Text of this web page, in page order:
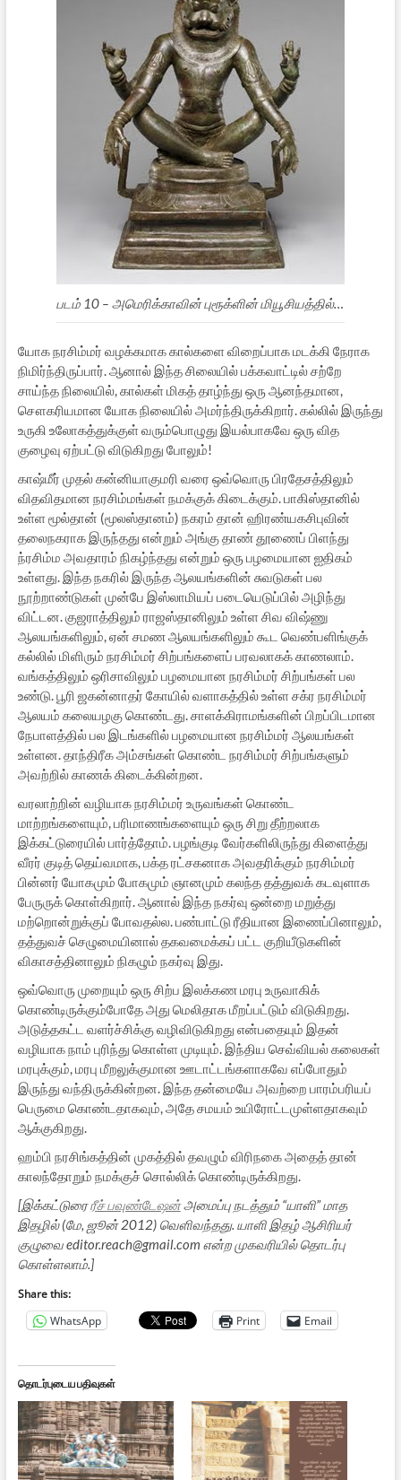
படம் 10 – அமெரிக்காவின் புரூக்ளின் மியூசியத்தில்…
யோக நரசிம்மர் வழக்கமாக கால்களை விறைப்பாக மடக்கி நேராக
நிமிர்ந்திருப்பார். ஆனால் இந்த சிலையில் பக்கவாட்டில் சற்றே
சாய்ந்த நிலையில், கால்கள் மிகத் தாழ்ந்து ஒரு ஆனந்தமான,
சௌகரியமான யோக நிலையில் அமர்ந்திருக்கிறார். கல்லில் இருந்து
உருகி உலோகத்துக்குள் வரும்பொழுது இயல்பாகவே ஒரு வித
குழைவு ஏற்பட்டு விடுகிறது போலும்!
காஷ்மீர் முதல் கன்னியாகுமரி வரை ஒவ்வொரு பிரதேசத்திலும்
விதவிதமான நரசிம்மங்கள் நமக்குக் கிடைக்கும். பாகிஸ்தானில்
உள்ள மூல்தான் (மூலஸ்தானம்) நகரம் தான் ஹிரண்யகசிபுவின்
தலைநகராக இருந்தது என்றும் அங்கு தாண் தூணைப் பிளந்து
ந்ரசிம்ம அவதாரம் நிகழ்ந்தது என்றும் ஒரு பழமையான ஐதிகம்
உள்ளது. இந்த நகரில் இருந்த ஆலயங்களின் சுவடுகள் பல
நூற்றாண்டுகள் முன்பே இஸ்லாமியப் படையெடுப்பில் அழிந்து
விட்டன. குஜராத்திலும் ராஜஸ்தானிலும் உள்ள சிவ விஷ்ணு
ஆலயங்களிலும், ஏன் சமண ஆலயங்களிலும் கூட வெண்பளிங்குக்
கல்லில் மிளிரும் நரசிம்மர் சிற்பங்களைப் பரவலாகக் காணலாம்.
வங்கத்திலும் ஒரிசாவிலும் பழமையான நரசிம்மர் சிற்பங்கள் பல
உண்டு. பூரி ஜகன்னாதர் கோயில் வளாகத்தில் உள்ள சக்ர நரசிம்மர்
ஆலயம் கலையழகு கொண்டது. சாளக்கிராமங்களின் பிறப்பிடமான
நேபாளத்தில் பல இடங்களில் பழமையான நரசிம்மர் ஆலயங்கள்
உள்ளன. தாந்திரீக அம்சங்கள் கொண்ட நரசிம்மர் சிற்பங்களும்
அவற்றில் காணக் கிடைக்கின்றன.
வரலாற்றின் வழியாக நரசிம்மர் உருவங்கள் கொண்ட
மாற்றங்களையும், பரிமாணங்களையும் ஒரு சிறு தீற்றலாக
இக்கட்டுரையில் பார்த்தோம். பழங்குடி வேர்களிலிருந்து கிளைத்து
வீரர் குடித் தெய்வமாக, பக்த ரட்சகனாக அவதரிக்கும் நரசிம்மர்
பின்னர் யோகமும் போகமும் ஞானமும் கலந்த தத்துவக் கடவுளாக
பேருருக் கொள்கிறார். ஆனால் இந்த நகர்வு ஒன்றை மறுத்து
மற்றொன்றுக்குப் போவதல்ல. பண்பாட்டு ரீதியான இணைப்பினாலும்,
தத்துவச் செழுமையினால் தகவமைக்கப் பட்ட குறியீடுகளின்
விகாசத்தினாலும் நிகழும் நகர்வு இது.
ஒவ்வொரு முறையும் ஒரு சிற்ப இலக்கண மரபு உருவாகிக்
கொண்டிருக்கும்போதே அது மெலிதாக மீறப்பட்டும் விடுகிறது.
அடுத்தகட்ட வளர்ச்சிக்கு வழிவிடுகிறது என்பதையும் இதன்
வழியாக நாம் புரிந்து கொள்ள முடியும். இந்திய செவ்வியல் கலைகள்
மரபுக்கும், மரபு மீறலுக்குமான ஊடாட்டங்களாகவே எப்போதும்
இருந்து வந்திருக்கின்றன. இந்த தன்மையே அவற்றை பாரம்பரியப்
பெருமை கொண்டதாகவும், அதே சமயம் உயிரோட்டமுள்ளதாகவும்
ஆக்குகிறது.
ஹம்பி நரசிங்கத்தின் முகத்தில் தவழும் விரிநகை அதைத் தான்
காலந்தோறும் நமக்குச் சொல்லிக் கொண்டிருக்கிறது.
[இக்கட்டுரைரீச் பவுண்டேஷன்அமைப்பு நடத்தும் “யாளி” மாத
இதழில் (மே, ஜூன் 2012) வெளிவந்தது. யாளி இதழ் ஆசிரியர்
குழுவை editor.reach@gmail.com என்ற முகவரியில் தொடர்பு
கொள்ளலாம்.]
Share this:
WhatsApp
Print Email
தொடர்புடைய பதிவுகள்